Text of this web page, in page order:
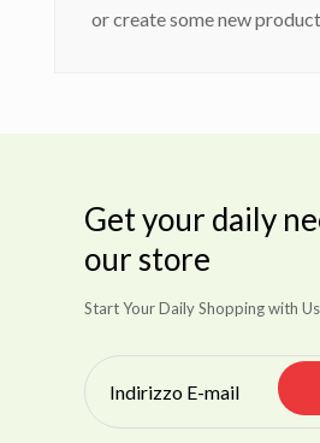
or create some new
Get your daily
our store
Start Your Daily Shopping with Us